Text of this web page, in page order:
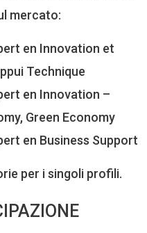
mercato:
en Innovation et
Technique
en Innovation –
Green Economy
en Business Support
per i singoli profili.